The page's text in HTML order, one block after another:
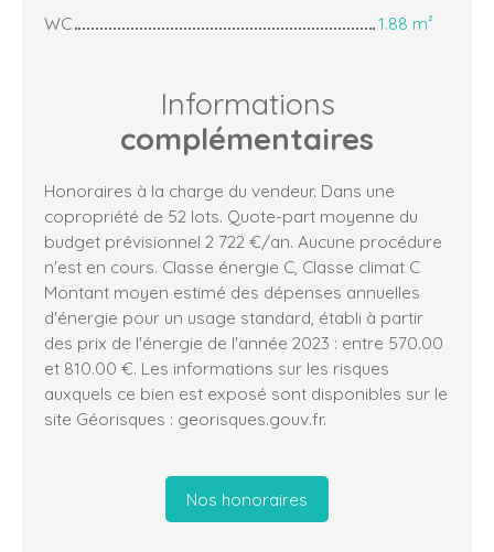
WC
1.88 m²
Informations
complémentaires
Honoraires à la charge du vendeur. Dans une
copropriété de 52 lots. Quote-part moyenne du
budget prévisionnel 2 722 €/an. Aucune procédure
n'est en cours. Classe énergie C, Classe climat C
Montant moyen estimé des dépenses annuelles
d'énergie pour un usage standard, établi à partir
des prix de l'énergie de l'année 2023 : entre 570.00
et 810.00 €. Les informations sur les risques
auxquels ce bien est exposé sont disponibles sur le
site Géorisques : georisques.gouv.fr.
Nos honoraires